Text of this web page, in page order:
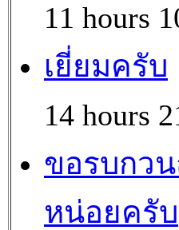
11 hours
เยี่ยมครับ
14 hours
ขอรบกว
หน่อยครับ